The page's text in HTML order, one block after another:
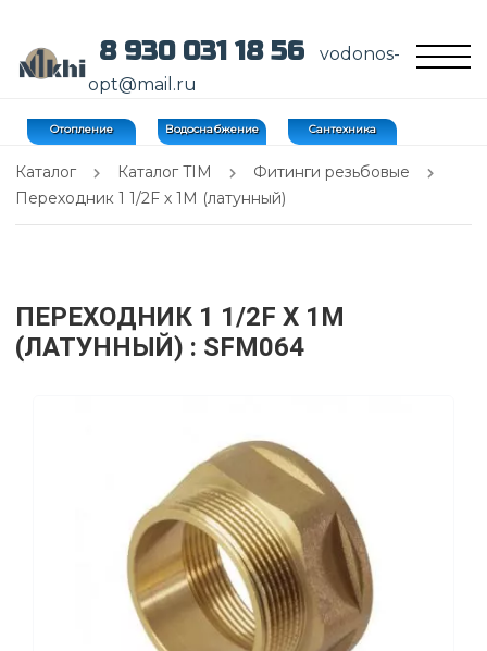
8 930 031 18 56
vodonos-
opt@mail.ru
Отопление Водоснабжение Сантехника
Каталог Каталог TIM
Фитинги резьбовые
Переходник 1 1/2F х 1M (латунный)
ПЕРЕХОДНИК 1 1/2F Х 1M
(ЛАТУННЫЙ) : SFM064